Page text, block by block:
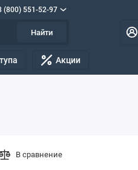
(800) 551-52-97
Найти
Акции
В сравнение